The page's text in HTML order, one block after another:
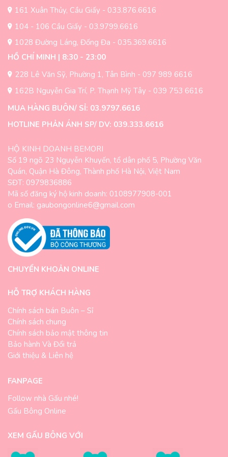
trên
sản
phẩm
161 Xuân Thủy, Cầu Giấy - 033.876.6616
104 - 106 Cầu Giấy - 03.9799.6616
1028 Đường Láng, Đống Đa - 035.369.6616
HỒ CHÍ MINH | 8:30 - 23:00
228 Lê Văn Sỹ, Phường 1, Tân Bình - 097 989 6616
162B Nguyễn Gia Trí, P. Thạnh Mỹ Tây - 039 753 6616
MUA HÀNG BUÔN/ SỈ: 03.9797.6616
HOTLINE PHẢN ÁNH SP/ DV: 039.333.6616
HỘ KINH DOANH BEMORI
Số 19 ngõ 23 Nguyễn Khuyến, tổ dân phố 5, Phường Văn
Quán, Quận Hà Đông, Thành phố Hà Nội, Việt Nam
SĐT: 0979836886
Mã số đăng ký hộ kinh doanh: 0108977908-001
o Email: gaubongonline6@gmail.com
CHUYỂN KHOẢN ONLINE
HỖ TRỢ KHÁCH HÀNG
Chính sách bán Buôn – Sỉ
Chính sách chung
Chính sách bảo mật thông tin
Bảo hành Và Đổi trả
Giới thiệu & Liên hệ
FANPAGE
Follow nhà Gấu nhé!
Gấu Bông Online
XEM GẤU BÔNG VỚI